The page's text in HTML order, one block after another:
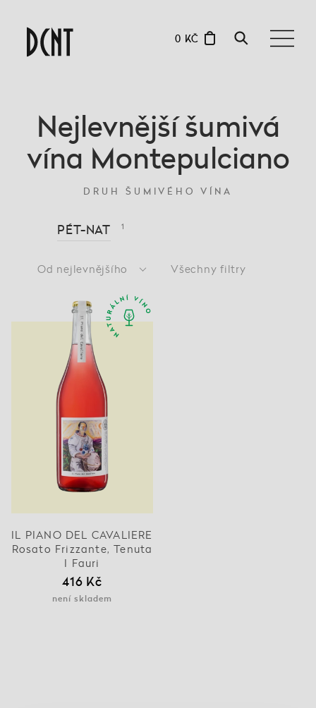
0 KČ
Nejlevnější šumivá
vína Montepulciano
DRUH ŠUMIVÉHO VÍNA
PÉT-NAT 1
Od nejlevnějšího Všechny filtry
IL PIANO DEL CAVALIERE
Rosato Frizzante, Tenuta
I Fauri
416 Kč
není skladem